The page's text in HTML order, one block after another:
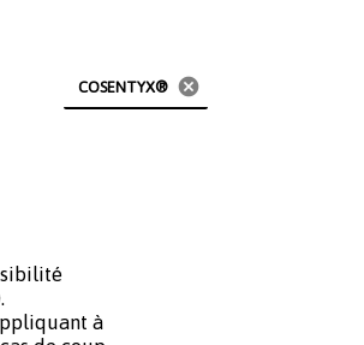
COSENTYX® cancel
à